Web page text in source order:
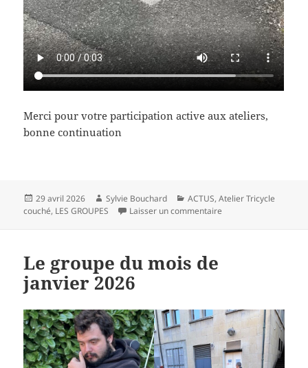
Merci pour votre participation active aux ateliers,
bonne continuation
Publié
le
29 avril 2026 Auteur
Sylvie Bouchard Catégories
ACTUS,Atelier Tricycle
couché, LES GROUPES Laisser un commentaire
Le groupe du mois de
janvier 2026